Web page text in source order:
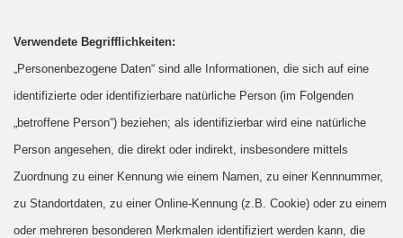
Verwendete Begrifflichkeiten:
„Personenbezogene Daten“ sind alle Informationen, die sich auf eine
identifizierte oder identifizierbare natürliche Person (im Folgenden
„betroffene Person“) beziehen; als identifizierbar wird eine natürliche
Person angesehen, die direkt oder indirekt, insbesondere mittels
Zuordnung zu einer Kennung wie einem Namen, zu einer Kennnummer,
zu Standortdaten, zu einer Online-Kennung (z.B. Cookie) oder zu einem
oder mehreren besonderen Merkmalen identifiziert werden kann, die